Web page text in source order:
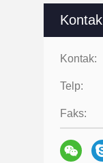
Kabel
(51)
Jack
Kontak
Kontak:
Telp:
Faks: